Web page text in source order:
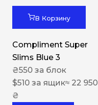
В Корзину
Compliment Super
Slims Blue 3
₴550 за блок
$510 за ящик≈ 22 950
₴